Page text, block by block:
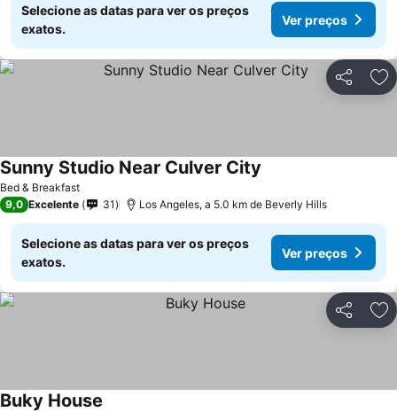
Selecione as datas para ver os preços
exatos.
Ver preços
Partilhar
Bed & Breakfast
Sunny Studio Near Culver City
9,0 Excelente 31 Los Angeles, a 5.0 km de Beverly Hills
Selecione as datas para ver os preços
exatos.
Ver preços
Partilhar
Buky House